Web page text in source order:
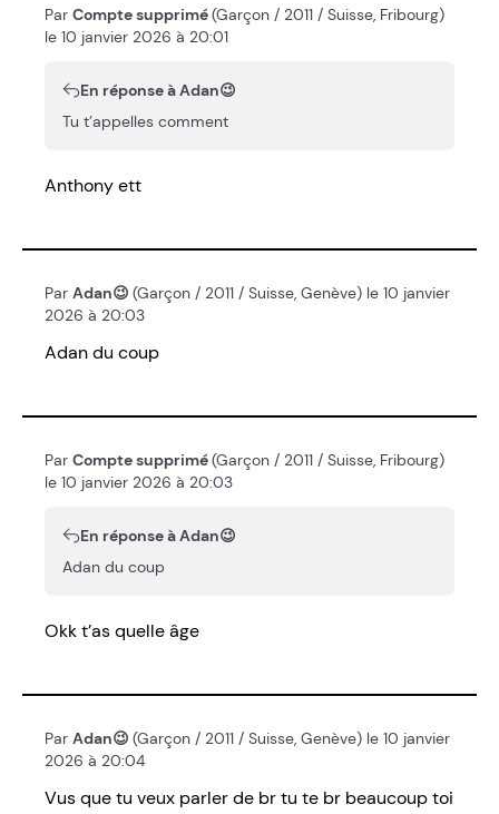
Par Compte supprimé(Garçon / 2011 / Suisse, Fribourg)
le 10 janvier 2026 à 20:01
En réponse à Adan😉
Tu t’appelles comment
Anthony ett
Par Adan😉 (Garçon / 2011 / Suisse, Genève) le 10 janvier
2026 à 20:03
Adan du coup
Par Compte supprimé(Garçon / 2011 / Suisse, Fribourg)
le 10 janvier 2026 à 20:03
En réponse à Adan😉
Adan du coup
Okk t’as quelle âge
Par Adan😉 (Garçon / 2011 / Suisse, Genève) le 10 janvier
2026 à 20:04
Vus que tu veux parler de br tu te br beaucoup toi